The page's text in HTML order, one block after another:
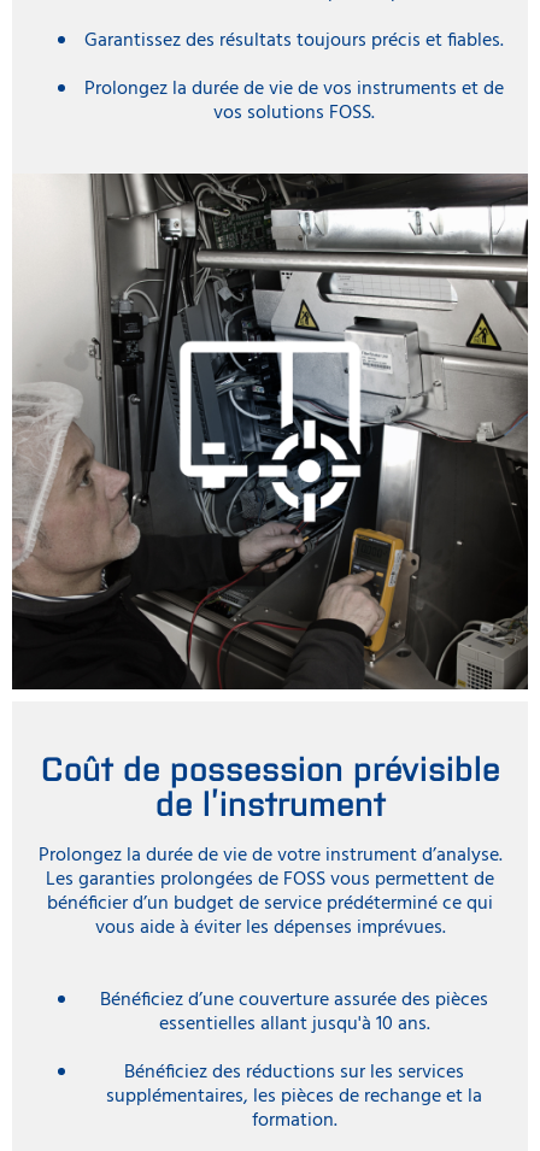
Garantissez des résultats toujours précis et fiables.
Prolongez la durée de vie de vos instruments et de
vos solutions FOSS.
Coût de possession prévisible
de l’instrument
Prolongez la durée de vie de votre instrument d’analyse.
Les garanties prolongées de FOSS vous permettent de
bénéficier d’un budget de service prédéterminé ce qui
vous aide à éviter les dépenses imprévues.
Bénéficiez d’une couverture assurée des pièces
essentielles allant jusqu'à 10 ans.
Bénéficiez des réductions sur les services
supplémentaires, les pièces de rechange et la
formation.